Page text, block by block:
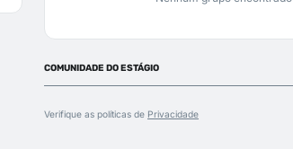
COMUNIDADE DO ESTÁGIO
Verifique as políticas de Privacidade